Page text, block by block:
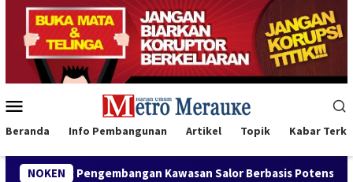
Loncat
konten
Mobile
Beranda Info Pembangunan Artikel Topik Kabar
NOKEN
Salor Berbasis Potensi Lokal Bank Mandiri Region XII